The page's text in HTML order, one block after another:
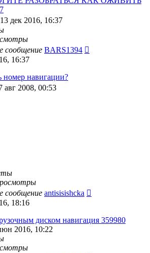
13 дек 2016, 16:37
сообщение BARS1394
16:37
номер навигации?
авг 2008, 00:53
сообщение antisisishcka
18:16
диском навигация 359980
2016, 10:22